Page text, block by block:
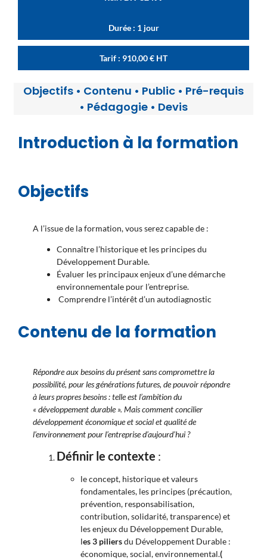
Durée : 1 jour
Tarif : 910,00€ HT
Objectifs • Contenu • Public • Pré-requis
• Pédagogie • Devis
Introduction à la formation
Objectifs
A l’issue de la formation, vous serez capable de :
Connaître l’historique et les principes du
Développement Durable.
Évaluer les principaux enjeux d’une démarche
environnementale pour l’entreprise.
Comprendre l’intérêt d’un autodiagnostic
Contenu de la formation
Répondre aux besoins du présent sans compromettre la
possibilité, pour les générations futures, de pouvoir répondre
à leurs propres besoins : telle est l’ambition du
« développement durable ». Mais comment concilier
développement économique et social et qualité de
l’environnement pour l’entreprise d’aujourd’hui ?
Définir le contexte :
le concept, historique et valeurs
fondamentales, les principes (précaution,
prévention, responsabilisation,
contribution, solidarité, transparence) et
les enjeux du Développement Durable,
les 3 piliersdu Développement Durable :
économique, social, environnemental.(